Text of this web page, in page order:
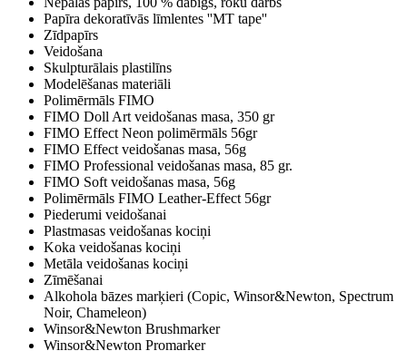
Papīra dekoratīvās līmlentes ''MT tape''
Zīdpapīrs
Veidošana
Skulpturālais plastilīns
Modelēšanas materiāli
Polimērmāls FIMO
FIMO Doll Art veidošanas masa, 350 gr
FIMO Effect Neon polimērmāls 56gr
FIMO Effect veidošanas masa, 56g
FIMO Professional veidošanas masa, 85 gr.
FIMO Soft veidošanas masa, 56g
Polimērmāls FIMO Leather-Effect 56gr
Piederumi veidošanai
Plastmasas veidošanas kociņi
Koka veidošanas kociņi
Metāla veidošanas kociņi
Zīmēšanai
Alkohola bāzes marķieri (Copic, Winsor&Newton, Spectrum
Noir, Chameleon)
Winsor&Newton Brushmarker
Winsor&Newton Promarker